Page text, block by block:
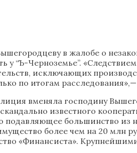
в жалобе о
у “Ъ-Черноземье”.
исключающих
по итогам
вменяла господину
известного
подавляющее большинство из
более чем на 20 млн
«Финансиста».